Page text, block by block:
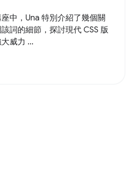
中，Una 特別介紹了幾個關
詞的細節，探討現代 CSS 版
威力 ...